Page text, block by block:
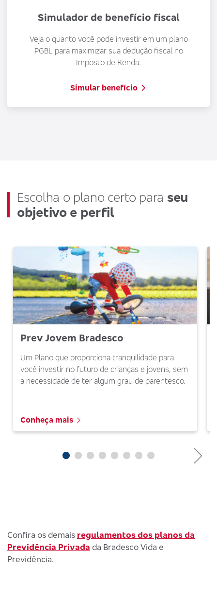
Simulador de benefício fiscal
Veja o quanto você pode investir em um plano
PGBL para maximizar sua dedução fiscal no
Imposto de Renda.
Simular benefício
Escolha o plano certo para seu
objetivo e perfil
Prev Jovem Bradesco
Um Plano que proporciona tranquilidade para
você investir no futuro de crianças e jovens, sem
a necessidade de ter algum grau de parentesco.
Conheça mais
Confira os demais regulamentos dos planos da
Previdência Privada da Bradesco Vida e
Previdência.